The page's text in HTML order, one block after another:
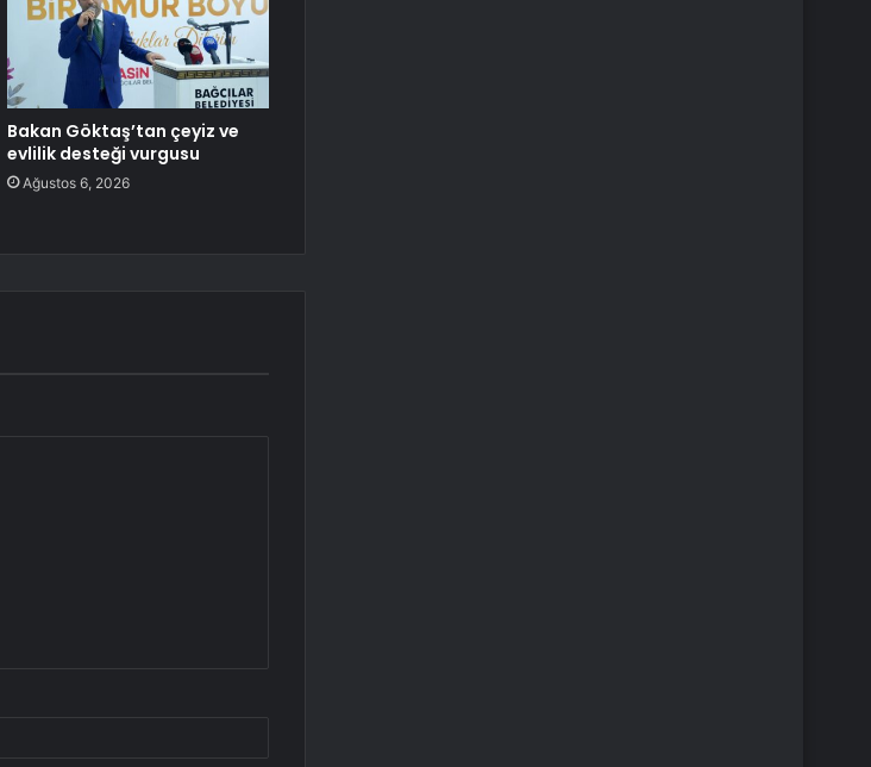
Bakan Göktaş’tan çeyiz ve
evlilik desteği vurgusu
Ağustos 6, 2026